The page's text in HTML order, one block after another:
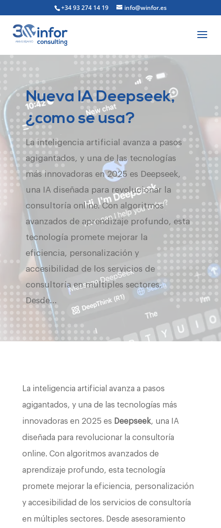
+34 93 274 14 19 info@winfor.es
Nueva IA Deepseek,
¿como se usa?
La inteligencia artificial avanza a pasos
agigantados, y una de las tecnologías
más innovadoras en 2025 es Deepseek,
una IA diseñada para revolucionar la
consultoría online. Con algoritmos
avanzados de aprendizaje profundo, esta
tecnología promete mejorar la
eficiencia, personalización y
accesibilidad de los servicios de
consultoría en múltiples sectores.
Desde…
La inteligencia artificial avanza a pasos
agigantados, y una de las tecnologías más
innovadoras en 2025 es Deepseek, una IA
diseñada para revolucionar la consultoría
online. Con algoritmos avanzados de
aprendizaje profundo, esta tecnología
promete mejorar la eficiencia, personalización
y accesibilidad de los servicios de consultoría
en múltiples sectores. Desde asesoramiento